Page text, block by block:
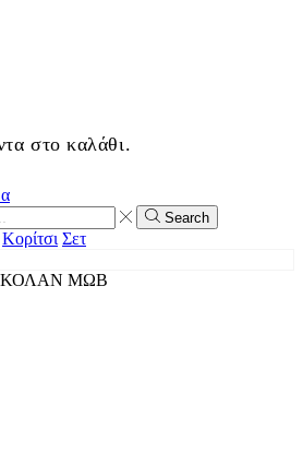
στο καλάθι.
Search
Κορίτσι Σετ
ΚΟΛΑΝ ΜΩΒ